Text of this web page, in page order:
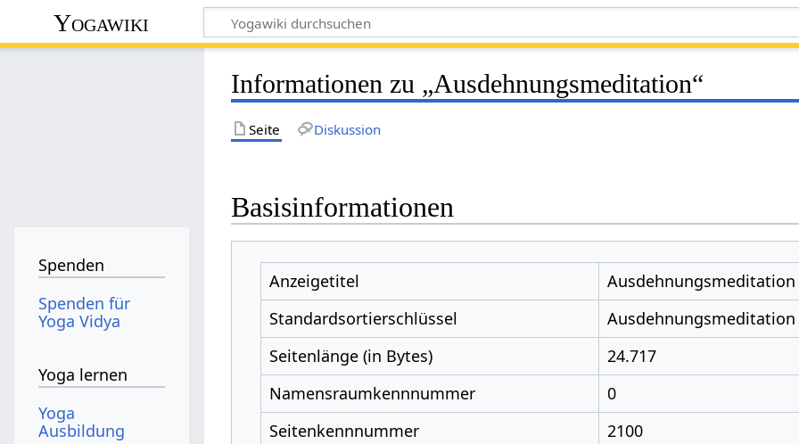
Yogawiki
Informationen zu „Ausdehnungsmeditation“
Seite Diskussion
Basisinformationen
Anzeigetitel
Ausdehnungsmeditation
Standardsortierschlüssel
Ausdehnungsmeditation
Seitenlänge (in Bytes)
24.717
Namensraumkennnummer
0
Seitenkennnummer
2100
Spenden
Spenden für
Yoga Vidya
Yoga lernen
Yoga
Ausbildung